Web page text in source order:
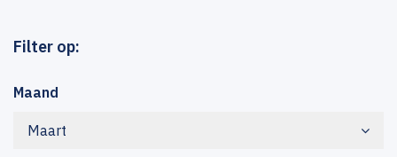
Filter op:
Maand
Maart